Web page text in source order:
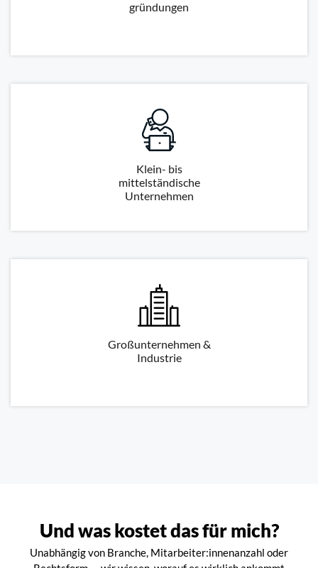
gründungen
Klein- bis
mittelständische
Unternehmen
Großunternehmen &
Industrie
Und was kostet das für mich?
Unabhängig von Branche, Mitarbeiter:innenanzahl oder